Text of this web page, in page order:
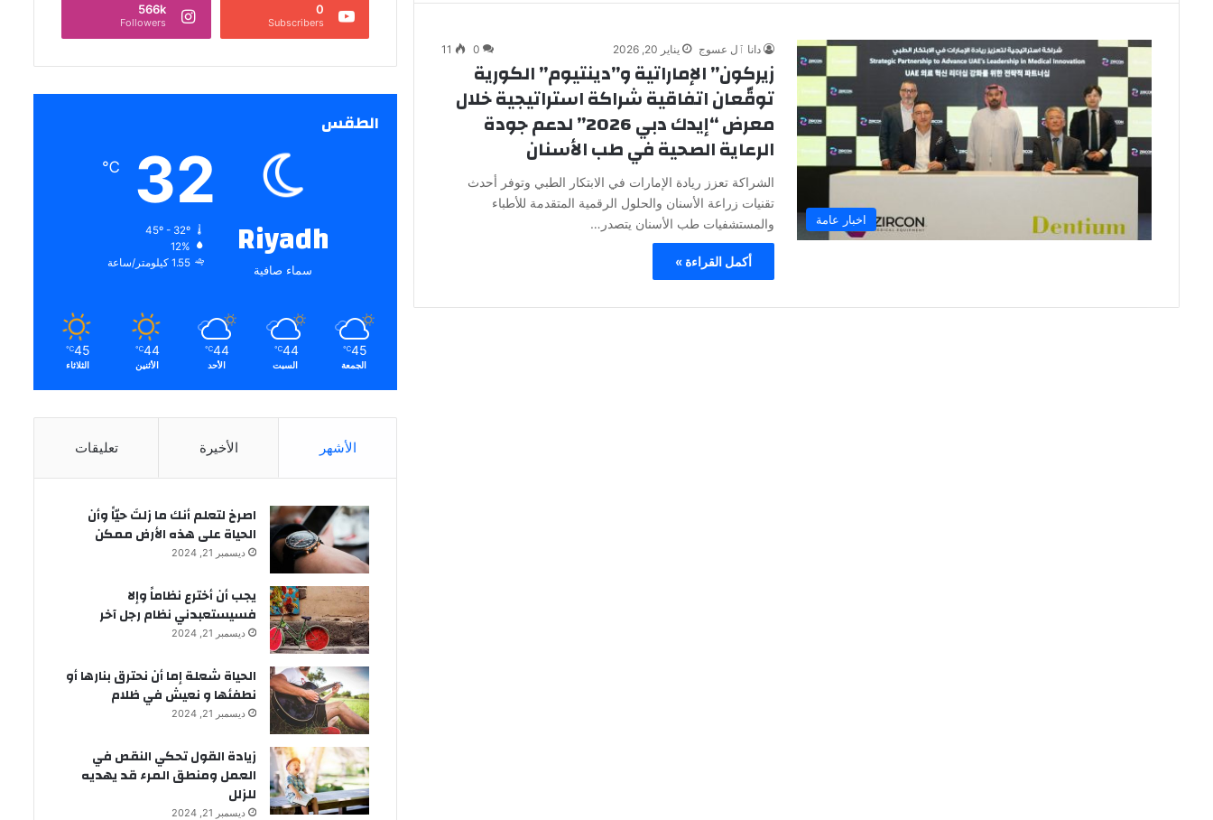
اخبار عامة
دانا ٱل عسوج يناير 20, 2026 0
11
زيركون” الإماراتية و”دينتيوم” الكورية
توقّعان اتفاقية شراكة استراتيجية خلال
معرض “إيدك دبي 2026” لدعم جودة
الرعاية الصحية في طب الأسنان
الشراكة تعزز ريادة الإمارات في الابتكار الطبي وتوفر أحدث
تقنيات زراعة الأسنان والحلول الرقمية المتقدمة للأطباء
والمستشفيات طب الأسنان يتصدر…
أكمل القراءة »
0
Subscribers
566k
Followers
الطقس
Riyadh
سماء صافية
32
℃
45º - 32º
12%
1.55 كيلومتر/ساعة
45
℃
الجمعة
44
℃
السبت
44
℃
الأحد
44
℃
الأثنين
45
℃
الثلاثاء
الأشهر الأخيرة تعليقات
‫اصرخ لتعلم أنك ما زلتَ حيّاً وأن
الحياة على هذه الأرض ممكن
ديسمبر 21, 2024
يجب أن أخترع نظاماً وإلا
فسيستعبدني نظام رجل آخر
ديسمبر 21, 2024
الحياة شعلة إما أن نحترق بنارها أو
نطفئها و نعيش في ظلام
ديسمبر 21, 2024
زيادة القول تحكي النقص في
العمل ومنطق المرء قد يهديه
للزلل
ديسمبر 21, 2024